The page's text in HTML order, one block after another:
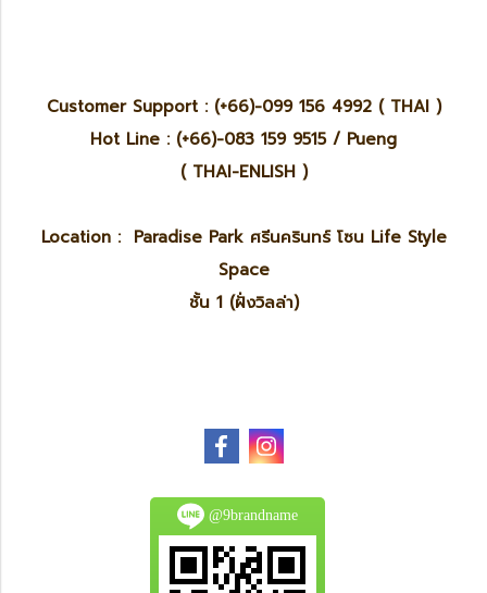
Customer Support : (+66)-099 156 4992 ( THAI )
Hot Line : (+66)-083 159 9515 / Pueng
( THAI-ENLISH )
Location : Paradise Park ศรีนครินทร์ โซน Life Style
Space
ชั้น 1 (ฝั่งวิลล่า)
@9brandname